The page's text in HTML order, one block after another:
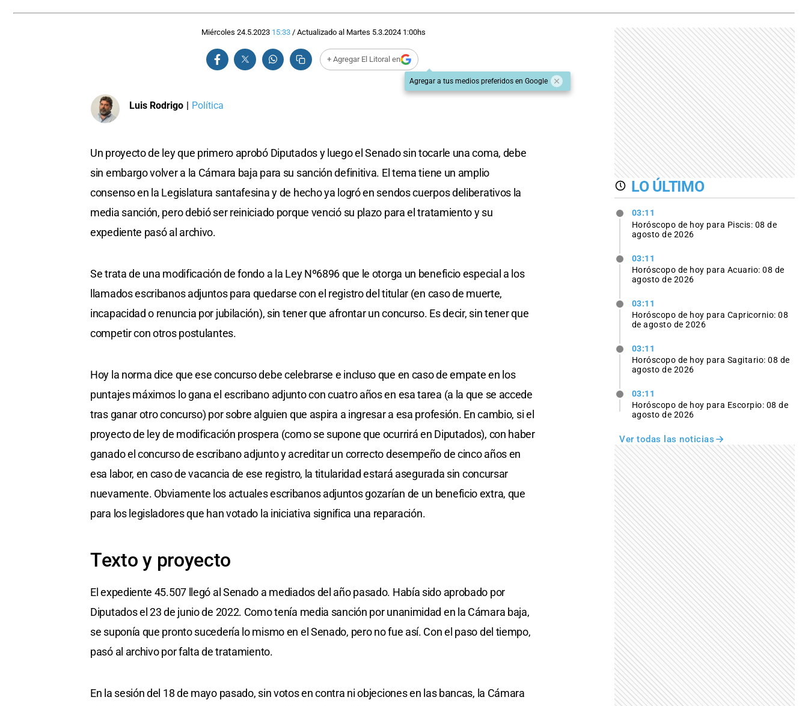
Miércoles 24.5.2023 15:33/ Actualizado al Martes 5.3.2024 1:00hs
+ Agregar El Litoral en
Agregar a tus medios preferidos en Google
Luis Rodrigo | Política
Un proyecto de ley que primero aprobó Diputados y luego el Senado sin tocarle una coma, debe
sin embargo volver a la Cámara baja para su sanción definitiva. El tema tiene un amplio
consenso en la Legislatura santafesina y de hecho ya logró en sendos cuerpos deliberativos la
media sanción, pero debió ser reiniciado porque venció su plazo para el tratamiento y su
expediente pasó al archivo.
Se trata de una modificación de fondo a la Ley Nº6896 que le otorga un beneficio especial a los
llamados escribanos adjuntos para quedarse con el registro del titular (en caso de muerte,
incapacidad o renuncia por jubilación), sin tener que afrontar un concurso. Es decir, sin tener que
competir con otros postulantes.
Hoy la norma dice que ese concurso debe celebrarse e incluso que en caso de empate en los
puntajes máximos lo gana el escribano adjunto con cuatro años en esa tarea (a la que se accede
tras ganar otro concurso) por sobre alguien que aspira a ingresar a esa profesión. En cambio, si el
proyecto de ley de modificación prospera (como se supone que ocurrirá en Diputados), con haber
ganado el concurso de escribano adjunto y acreditar un correcto desempeño de cinco años en
esa labor, en caso de vacancia de ese registro, la titularidad estará asegurada sin concursar
nuevamente. Obviamente los actuales escribanos adjuntos gozarían de un beneficio extra, que
para los legisladores que han votado la iniciativa significa una reparación.
Texto y proyecto
El expediente 45.507 llegó al Senado a mediados del año pasado. Había sido aprobado por
Diputados el 23 de junio de 2022. Como tenía media sanción por unanimidad en la Cámara baja,
se suponía que pronto sucedería lo mismo en el Senado, pero no fue así. Con el paso del tiempo,
pasó al archivo por falta de tratamiento.
En la sesión del 18 de mayo pasado, sin votos en contra ni objeciones en las bancas, la Cámara
LO ÚLTIMO
03:11
Horóscopo de hoy para Piscis: 08 de
agosto de 2026
03:11
Horóscopo de hoy para Acuario: 08 de
agosto de 2026
03:11
Horóscopo de hoy para Capricornio: 08
de agosto de 2026
03:11
Horóscopo de hoy para Sagitario: 08 de
agosto de 2026
03:11
Horóscopo de hoy para Escorpio: 08 de
agosto de 2026
Ver todas las noticias